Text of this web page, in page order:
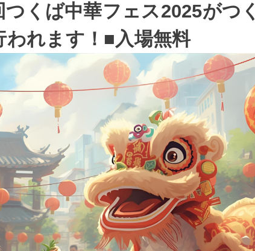
くば中華フェス2025がつく
れます！■入場無料